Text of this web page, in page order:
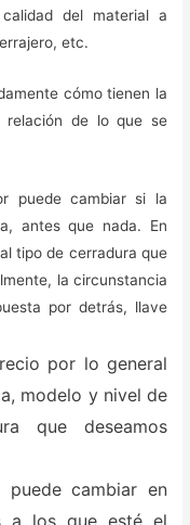
del material a
etc.
cómo tienen la
relación de lo que se
puede cambiar si la
antes que nada. En
tipo de cerradura que
la circunstancia
por detrás, llave
por lo general
modelo y nivel de
que deseamos
cambiar en
a los que esté el